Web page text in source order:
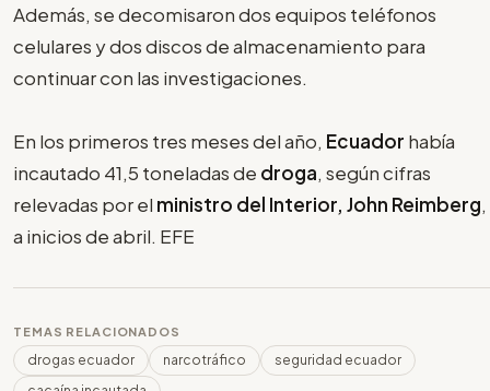
Además, se decomisaron dos equipos teléfonos
celulares y dos discos de almacenamiento para
continuar con las investigaciones.
En los primeros tres meses del año, Ecuador había
incautado 41,5 toneladas de droga, según cifras
relevadas por el ministro del Interior, John Reimberg,
a inicios de abril. EFE
TEMAS RELACIONADOS
drogas ecuador narcotráfico
seguridad ecuador